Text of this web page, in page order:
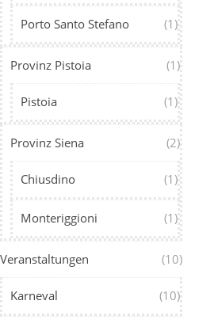
Porto Santo Stefano (1)
Provinz Pistoia (1)
Pistoia (1)
Provinz Siena (2)
Chiusdino (1)
Monteriggioni (1)
Veranstaltungen (10)
Karneval (10)